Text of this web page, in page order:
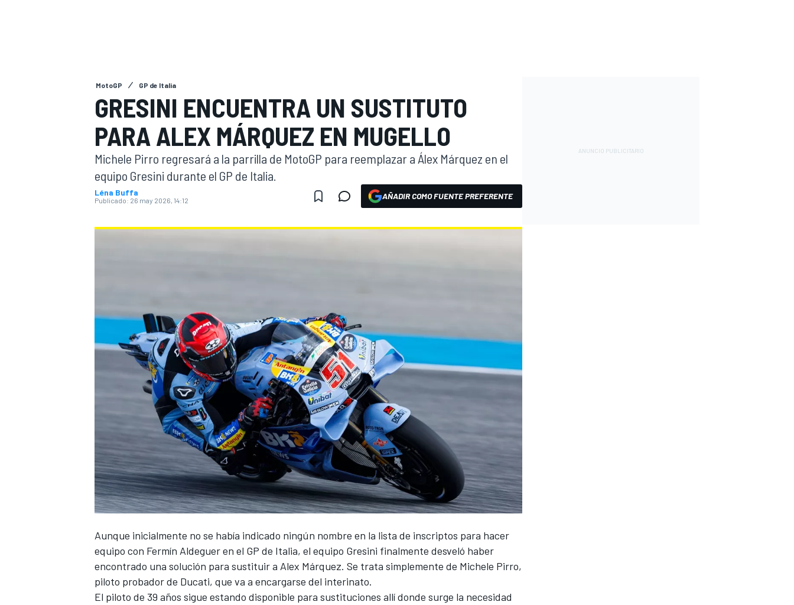
NASCARINDYCAR SPORTSCARRALLY TURISMO
MotoGP GP de Italia
GRESINI ENCUENTRA UN SUSTITUTO
PARA ALEX MÁRQUEZ EN MUGELLO
Michele Pirro regresará a la parrilla de MotoGP para reemplazar a Álex Márquez en el
equipo Gresini durante el GP de Italia.
Léna Buffa
Publicado: 26 may 2026, 14:12 AÑADIR COMO FUENTE PREFERENTE
Aunque inicialmente no se había indicado ningún nombre en la lista de inscriptos para hacer
equipo con Fermín Aldegueren el GP de Italia, el equipo Gresini finalmente desveló haber
encontrado una solución para sustituir a Alex Márquez. Se trata simplemente de Michele Pirro,
piloto probador de Ducati, que va a encargarse del interinato.
El piloto de 39 años sigue estando disponible para sustituciones allí donde surge la necesidad